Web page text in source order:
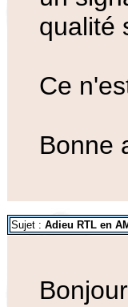
qualité
Ce
Bonne
Sujet : Adieu RTL en